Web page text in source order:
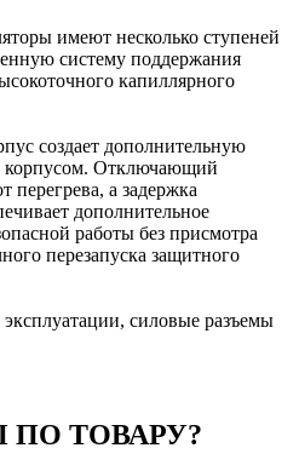
имеют несколько ступеней
систему поддержания
капиллярного
создает дополнительную
корпусом. Отключающий
перегрева, а задержка
дополнительное
работы без присмотра
перезапуска защитного
силовые разъемы
ТОВАРУ?